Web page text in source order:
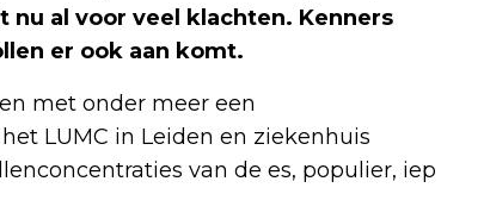
nu al voor veel klachten. Kenners
er ook aan komt.
met onder meer een
LUMC in Leiden en ziekenhuis
van de es, populier, iep